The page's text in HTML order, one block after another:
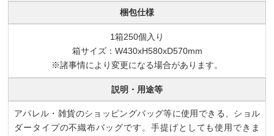
梱包仕様
1箱250個入り
箱サイズ：W430xH580xD570mm
※諸事情により変更になる場合があります。
説明・用途等
アパレル・雑貨のショッピングバッグ等に使用できる、ショル
ダータイプの不織布バッグです。手提げとしても使用できま